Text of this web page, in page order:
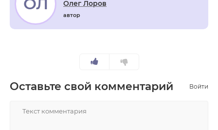
Олег Лоров
автор
Оставьте свой комментарий Войти